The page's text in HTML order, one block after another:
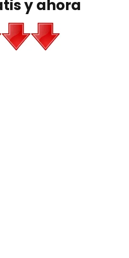
y ahora